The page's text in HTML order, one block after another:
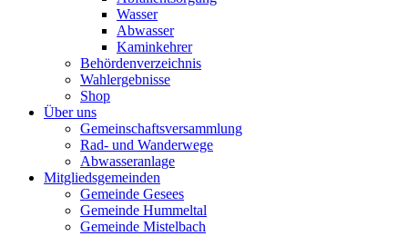
Wasser
Abwasser
Kaminkehrer
Behördenverzeichnis
Wahlergebnisse
Shop
Über uns
Gemeinschaftsversammlung
Rad- und Wanderwege
Abwasseranlage
Mitgliedsgemeinden
Gemeinde Gesees
Gemeinde Hummeltal
Gemeinde Mistelbach